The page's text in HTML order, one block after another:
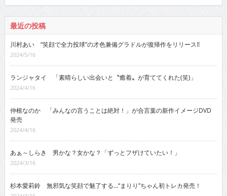
最近の投稿
川村あい “笑顔で全力投球”の才色兼備グラドルが復帰作をリリース!!
2024/5/16
ランジャタイ 「素晴らしい出会いと〝癒着〟が育ててくれた(笑)」
2024/4/16
仲根なのか 「みんなの言うことは絶対！」が合言葉の新作イメージDVD
発売
2024/4/16
あぁ～しらき 男かな？女かな？「ずっとフザけていたい！」
2024/3/16
杉本愛莉鈴 無邪気な笑顔で魅了する…“まりり”ちゃん初トレカ発売！